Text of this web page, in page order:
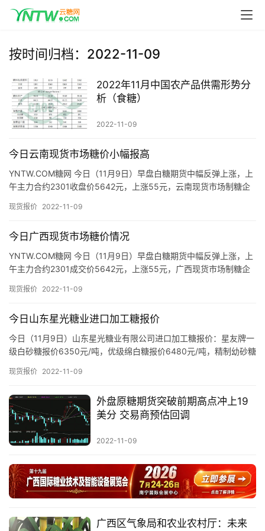
首
页
云
网
众
现
货
价
题
地
区
频
道
业
按时间归档：2022-11-09
2022年11月中国农产品供需形势分
析（食糖）
2022-11-09
今日云南现货市场糖价小幅报高
YNTW.COM糖网 今日（11月9日）早盘白糖期货中幅反弹上涨，上
午主力合约2301收盘价5642元，上涨55元，云南现货市场制糖企
现货报价 2022-11-09
今日广西现货市场糖价情况
YNTW.COM糖网 今日（11月9日）早盘白糖期货中幅反弹上涨，上
午主力合约2301成交价5642元，上涨55元，广西现货市场制糖企
现货报价 2022-11-09
今日山东星光糖业进口加工糖报价
今日（11月9日）山东星光糖业有限公司进口加工糖报价：星友牌一
级白砂糖报价6350元/吨，优级绵白糖报价6480元/吨，精制幼砂糖
现货报价 2022-11-09
外盘原糖期货突破前期高点冲上19
美分 交易商预估回调
2022-11-09
广西区气象局和农业农村厅：未来